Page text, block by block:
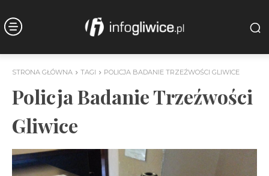
STRONA GŁÓWNA TAGI POLICJA BADANIE TRZEŹWOŚCI GLIWICE
Policja Badanie Trzeźwości
Gliwice